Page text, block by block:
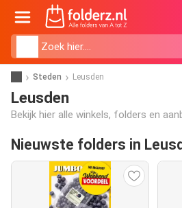
Steden Leusden
Leusden
Bekijk hier alle winkels, folders en
Nieuwste folders in